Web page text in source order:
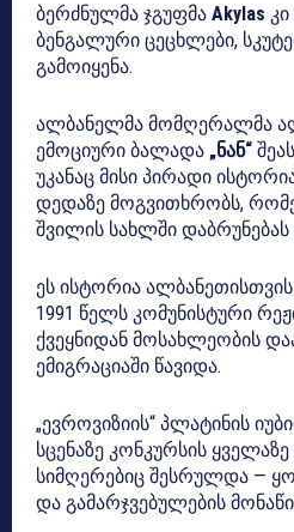
ბერძნულმა ჯგუფმა Akylas
ბენგალური ცეცხლები,
გამოიყენა.
ალბანელმა მომღერალმა
ემოციური ბალადა „ნან“
უკანაც მისი პირადი
დედაზე მოგვითხრობს,
შვილის სახლში
ეს ისტორია
1991 წელს კომუნისტური
ქვეყნიდან მოსახლეობის
ემიგრაციაში წავიდა.
„ევროვიზიის“ პლატინის
სცენაზე კონკურსის
სიმღერებიც შესრულდა —
და გამარჯვებულების